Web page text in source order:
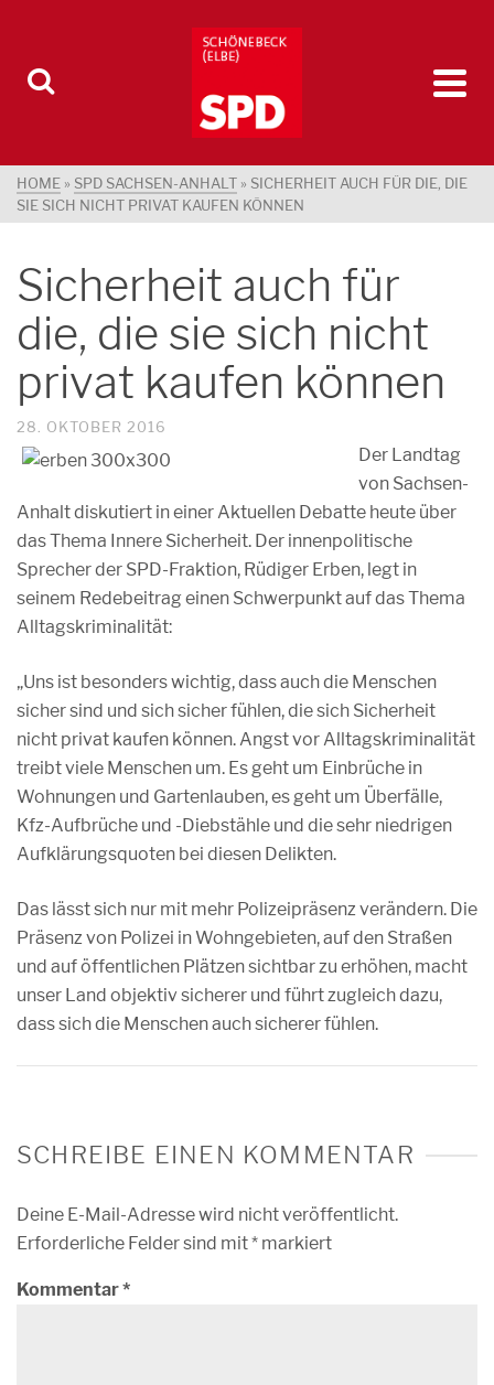
HOME » SPD SACHSEN-ANHALT » SICHERHEIT AUCH FÜR DIE, DIE
SIE SICH NICHT PRIVAT KAUFEN KÖNNEN
Sicherheit auch für
die, die sie sich nicht
privat kaufen können
28. OKTOBER 2016
Der Landtag
von Sachsen-
Anhalt diskutiert in einer Aktuellen Debatte heute über
das Thema Innere Sicherheit. Der innenpolitische
Sprecher der SPD-Fraktion, Rüdiger Erben, legt in
seinem Redebeitrag einen Schwerpunkt auf das Thema
Alltagskriminalität:
„Uns ist besonders wichtig, dass auch die Menschen
sicher sind und sich sicher fühlen, die sich Sicherheit
nicht privat kaufen können. Angst vor Alltagskriminalität
treibt viele Menschen um. Es geht um Einbrüche in
Wohnungen und Gartenlauben, es geht um Überfälle,
Kfz-Aufbrüche und -Diebstähle und die sehr niedrigen
Aufklärungsquoten bei diesen Delikten.
Das lässt sich nur mit mehr Polizeipräsenz verändern. Die
Präsenz von Polizei in Wohngebieten, auf den Straßen
und auf öffentlichen Plätzen sichtbar zu erhöhen, macht
unser Land objektiv sicherer und führt zugleich dazu,
dass sich die Menschen auch sicherer fühlen.
SCHREIBE EINEN KOMMENTAR
Deine E-Mail-Adresse wird nicht veröffentlicht.
Erforderliche Felder sind mit* markiert
Kommentar*